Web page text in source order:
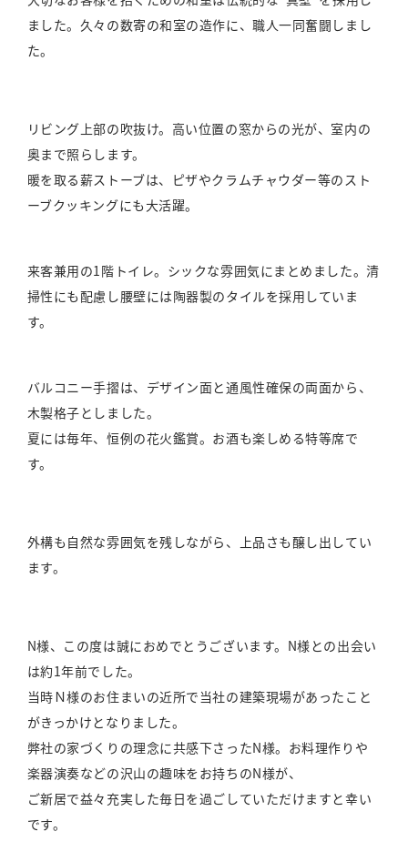
ました。久々の数寄の和室の造作に、職人一同奮闘しまし
た。
リビング上部の吹抜け。高い位置の窓からの光が、室内の
奥まで照らします。
暖を取る薪ストーブは、ピザやクラムチャウダー等のスト
ーブクッキングにも大活躍。
来客兼用の1階トイレ。シックな雰囲気にまとめました。清
掃性にも配慮し腰壁には陶器製のタイルを採用していま
す。
バルコニー手摺は、デザイン面と通風性確保の両面から、
木製格子としました。
夏には毎年、恒例の花火鑑賞。お酒も楽しめる特等席で
す。
外構も自然な雰囲気を残しながら、上品さも醸し出してい
ます。
N様、この度は誠におめでとうございます。N様との出会い
は約1年前でした。
当時Ｎ様のお住まいの近所で当社の建築現場があったこと
がきっかけとなりました。
弊社の家づくりの理念に共感下さったN様。お料理作りや
楽器演奏などの沢山の趣味をお持ちのN様が、
ご新居で益々充実した毎日を過ごしていただけますと幸い
です。